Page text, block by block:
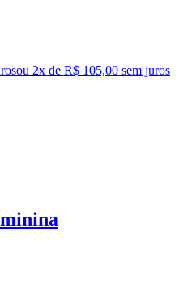
ou 2x de R$ 105,00 sem juros